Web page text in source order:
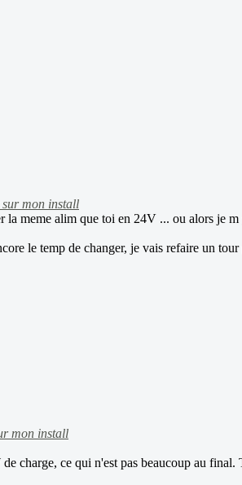
mon install
meme alim que toi en 24V ... ou alors je
le temp de changer, je vais refaire un
mon install
charge, ce qui n'est pas beaucoup au